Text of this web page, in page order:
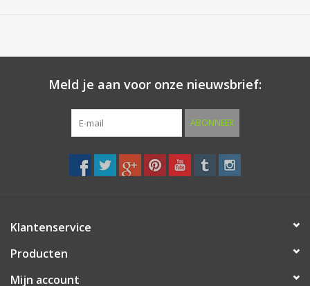
Regelmatig onderhoud met een RVS onderhoudsspray
u nog jarenlang genieten van uw aankoop.
Meld je aan voor onze nieuwsbrief:
ABONNEER
Klantenservice
Producten
Mijn account